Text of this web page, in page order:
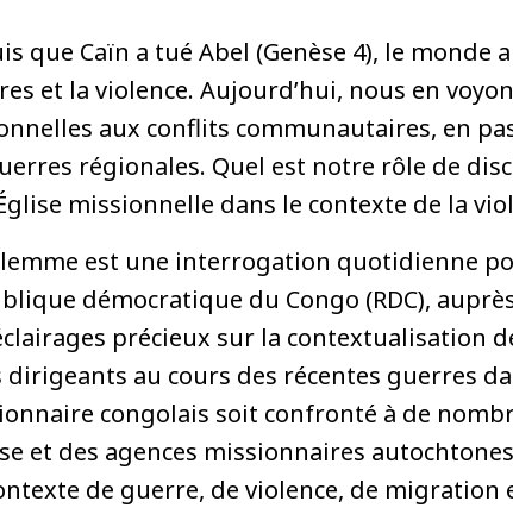
que Caïn a tué Abel (Genèse 4), le monde
et la violence. Aujourd’hui, nous en
aux conflits communautaires, en
régionales. Quel est notre rôle de
missionnelle dans le contexte de la
est une interrogation quotidienne
démocratique du Congo (RDC),
précieux sur la contextualisation
dirigeants au cours des récentes guerres
congolais soit confronté à de
et des agences missionnaires
de guerre, de violence, de migration